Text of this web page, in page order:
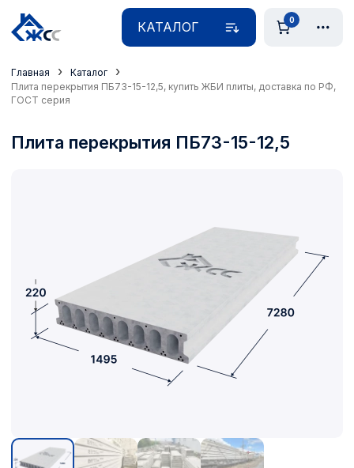
КАТАЛОГ 0
Главная › Каталог ›
Плита перекрытия ПБ73-15-12,5, купить ЖБИ плиты, доставка по РФ,
ГОСТ серия
Плита перекрытия ПБ73-15-12,5